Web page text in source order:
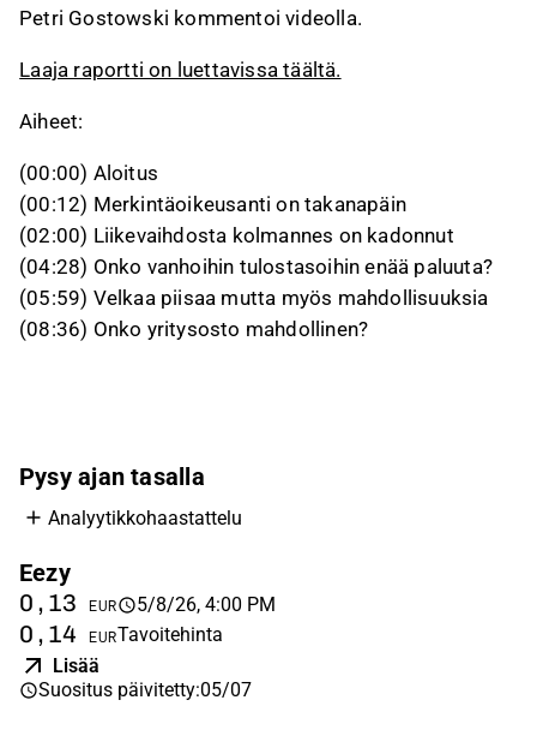
Petri Gostowski kommentoi videolla.
Laaja raportti on luettavissa täältä.
Aiheet:
(00:00) Aloitus
(00:12) Merkintäoikeusanti on takanapäin
(02:00) Liikevaihdosta kolmannes on kadonnut
(04:28) Onko vanhoihin tulostasoihin enää paluuta?
(05:59) Velkaa piisaa mutta myös mahdollisuuksia
(08:36) Onko yritysosto mahdollinen?
Pysy ajan tasalla
Analyytikkohaastattelu
Eezy
0,13 EUR 5/8/26, 4:00 PM
0,14 EURTavoitehinta
Lisää
Suositus päivitetty:05/07